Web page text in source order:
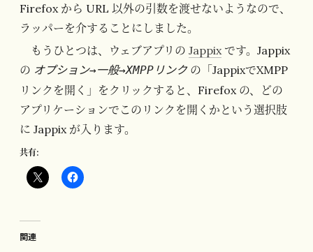
Firefox から URL 以外の引数を渡せないようなので、
ラッパーを介することにしました。
もうひとつは、ウェブアプリの Jappix です。Jappix
の オプション→一般→XMPPリンクの「JappixでXMPP
リンクを開く」をクリックすると、Firefox の、どの
アプリケーションでこのリンクを開くかという選択肢
に Jappix が入ります。
共有:
関連